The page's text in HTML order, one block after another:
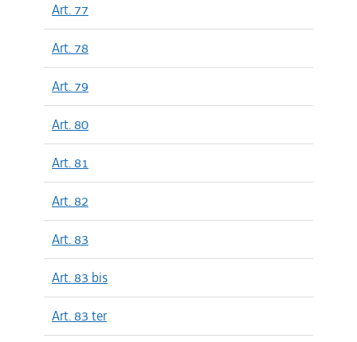
Art. 77
Art. 78
Art. 79
Art. 80
Art. 81
Art. 82
Art. 83
Art. 83 bis
Art. 83 ter